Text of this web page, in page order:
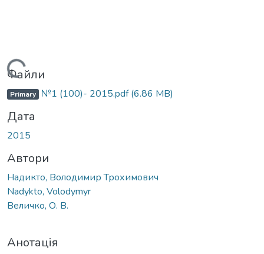
Файли
Primary №1 (100)- 2015.pdf(6.86 MB)
Дата
2015
Автори
Надикто, Володимир Трохимович
Nadykto, Volodymyr
Величко, О. В.
Анотація